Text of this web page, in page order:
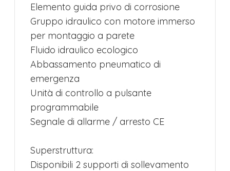
Elemento guida privo di corrosione
Gruppo idraulico con motore immerso
per montaggio a parete
Fluido idraulico ecologico
Abbassamento pneumatico di
emergenza
Unità di controllo a pulsante
programmabile
Segnale di allarme / arresto CE
Superstruttura:
Disponibili 2 supporti di sollevamento